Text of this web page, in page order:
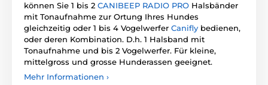
können Sie 1 bis 2 CANIBEEP RADIO PRO Halsbänder
mit Tonaufnahme zur Ortung Ihres Hundes
gleichzeitig oder 1 bis 4 Vogelwerfer Canifly bedienen,
oder deren Kombination. D.h. 1 Halsband mit
Tonaufnahme und bis 2 Vogelwerfer. Für kleine,
mittelgross und grosse Hunderassen geeignet.
Mehr Informationen ›